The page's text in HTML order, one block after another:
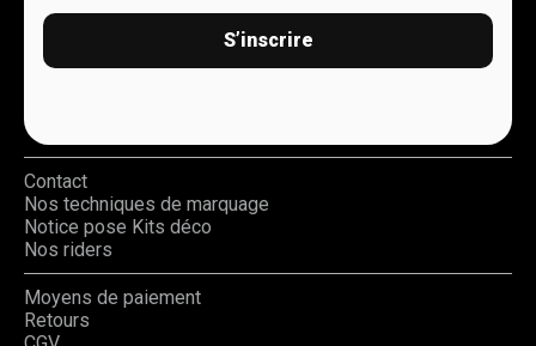
S’inscrire
Contact
Nos techniques de marquage
Notice pose Kits déco
Nos riders
Moyens de paiement
Retours